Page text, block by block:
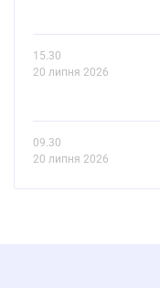
15.30
20 липня 2026
09.30
20 липня 2026